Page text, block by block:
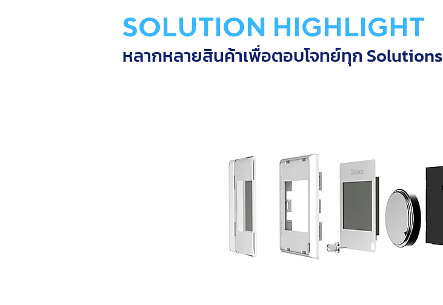
SOLUTION HIGHLIGHT
หลากหลายสินค้าเพื่อตอบโจทย์ทุก Solutions